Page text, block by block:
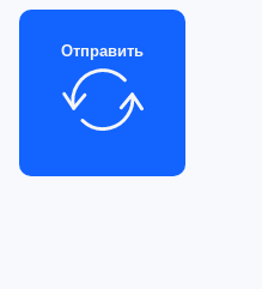
Отправить